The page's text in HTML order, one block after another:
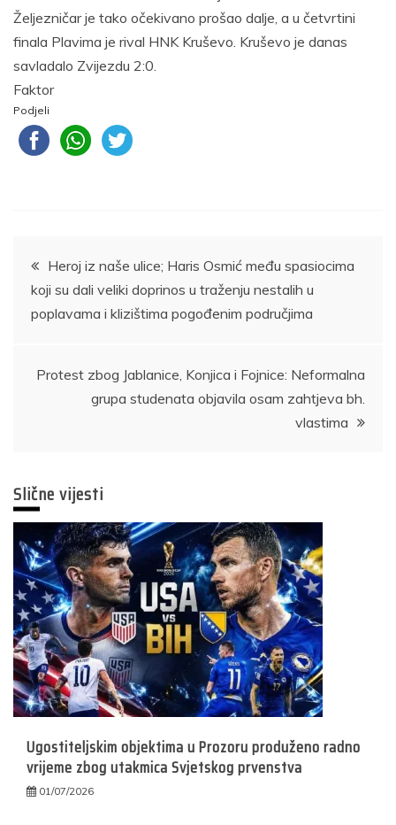
Željezničar je tako očekivano prošao dalje, a u četvrtini
finala Plavima je rival HNK Kruševo. Kruševo je danas
savladalo Zvijezdu 2:0.
Faktor
Podjeli
Navigacija
članaka
Heroj iz naše ulice; Haris Osmić među spasiocima
koji su dali veliki doprinos u traženju nestalih u
poplavama i klizištima pogođenim područjima
Protest zbog Jablanice, Konjica i Fojnice: Neformalna
grupa studenata objavila osam zahtjeva bh.
vlastima
Slične vijesti
Ugostiteljskim objektima u Prozoru produženo radno
vrijeme zbog utakmica Svjetskog prvenstva
01/07/2026